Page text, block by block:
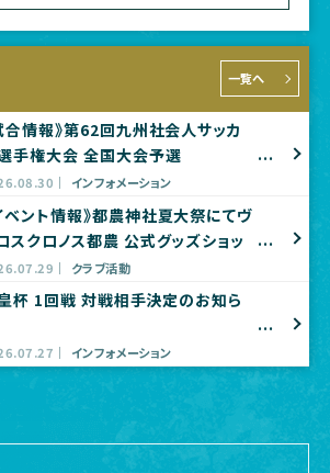
一覧へ
合情報》第62回九州社会人サッカ
手権大会 全国大会予選
インフォメーション
ベント情報》都農神社夏大祭にてヴ
スクロノス都農 公式グッズショッ
店のお知らせ
クラブ活動
杯 1回戦 対戦相手決定のお知ら
インフォメーション